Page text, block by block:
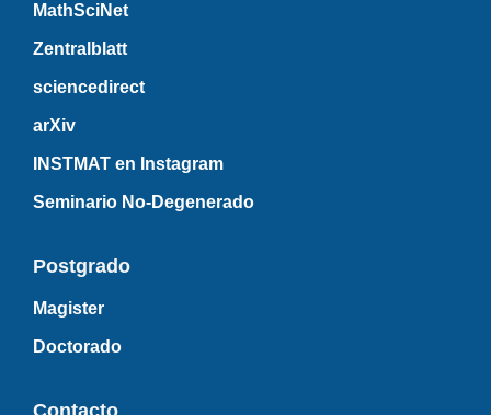
MathSciNet
Zentralblatt
sciencedirect
arXiv
INSTMAT en Instagram
Seminario No-Degenerado
Postgrado
Magister
Doctorado
Contacto